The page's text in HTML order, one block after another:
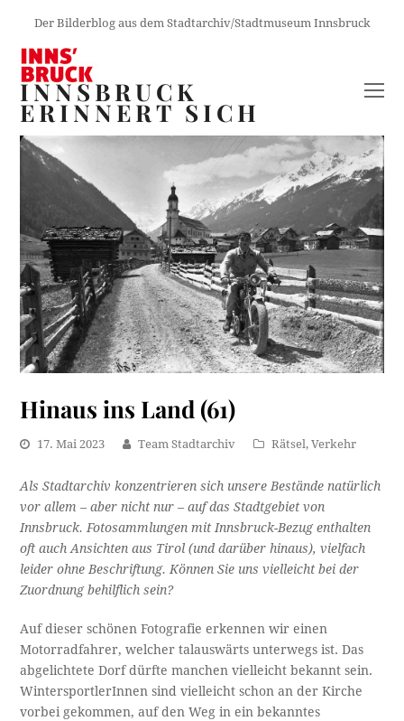
Der Bilderblog aus dem Stadtarchiv/Stadtmuseum Innsbruck
INNSBRUCK
ERINNERT SICH
Hinaus ins Land (61)
17. Mai 2023 Team Stadtarchiv Rätsel,Verkehr
Als Stadtarchiv konzentrieren sich unsere Bestände natürlich
vor allem – aber nicht nur – auf das Stadtgebiet von
Innsbruck. Fotosammlungen mit Innsbruck-Bezug enthalten
oft auch Ansichten aus Tirol (und darüber hinaus), vielfach
leider ohne Beschriftung. Können Sie uns vielleicht bei der
Zuordnung behilflich sein?
Auf dieser schönen Fotografie erkennen wir einen
Motorradfahrer, welcher talauswärts unterwegs ist. Das
abgelichtete Dorf dürfte manchen vielleicht bekannt sein.
WintersportlerInnen sind vielleicht schon an der Kirche
vorbei gekommen, auf den Weg in ein bekanntes